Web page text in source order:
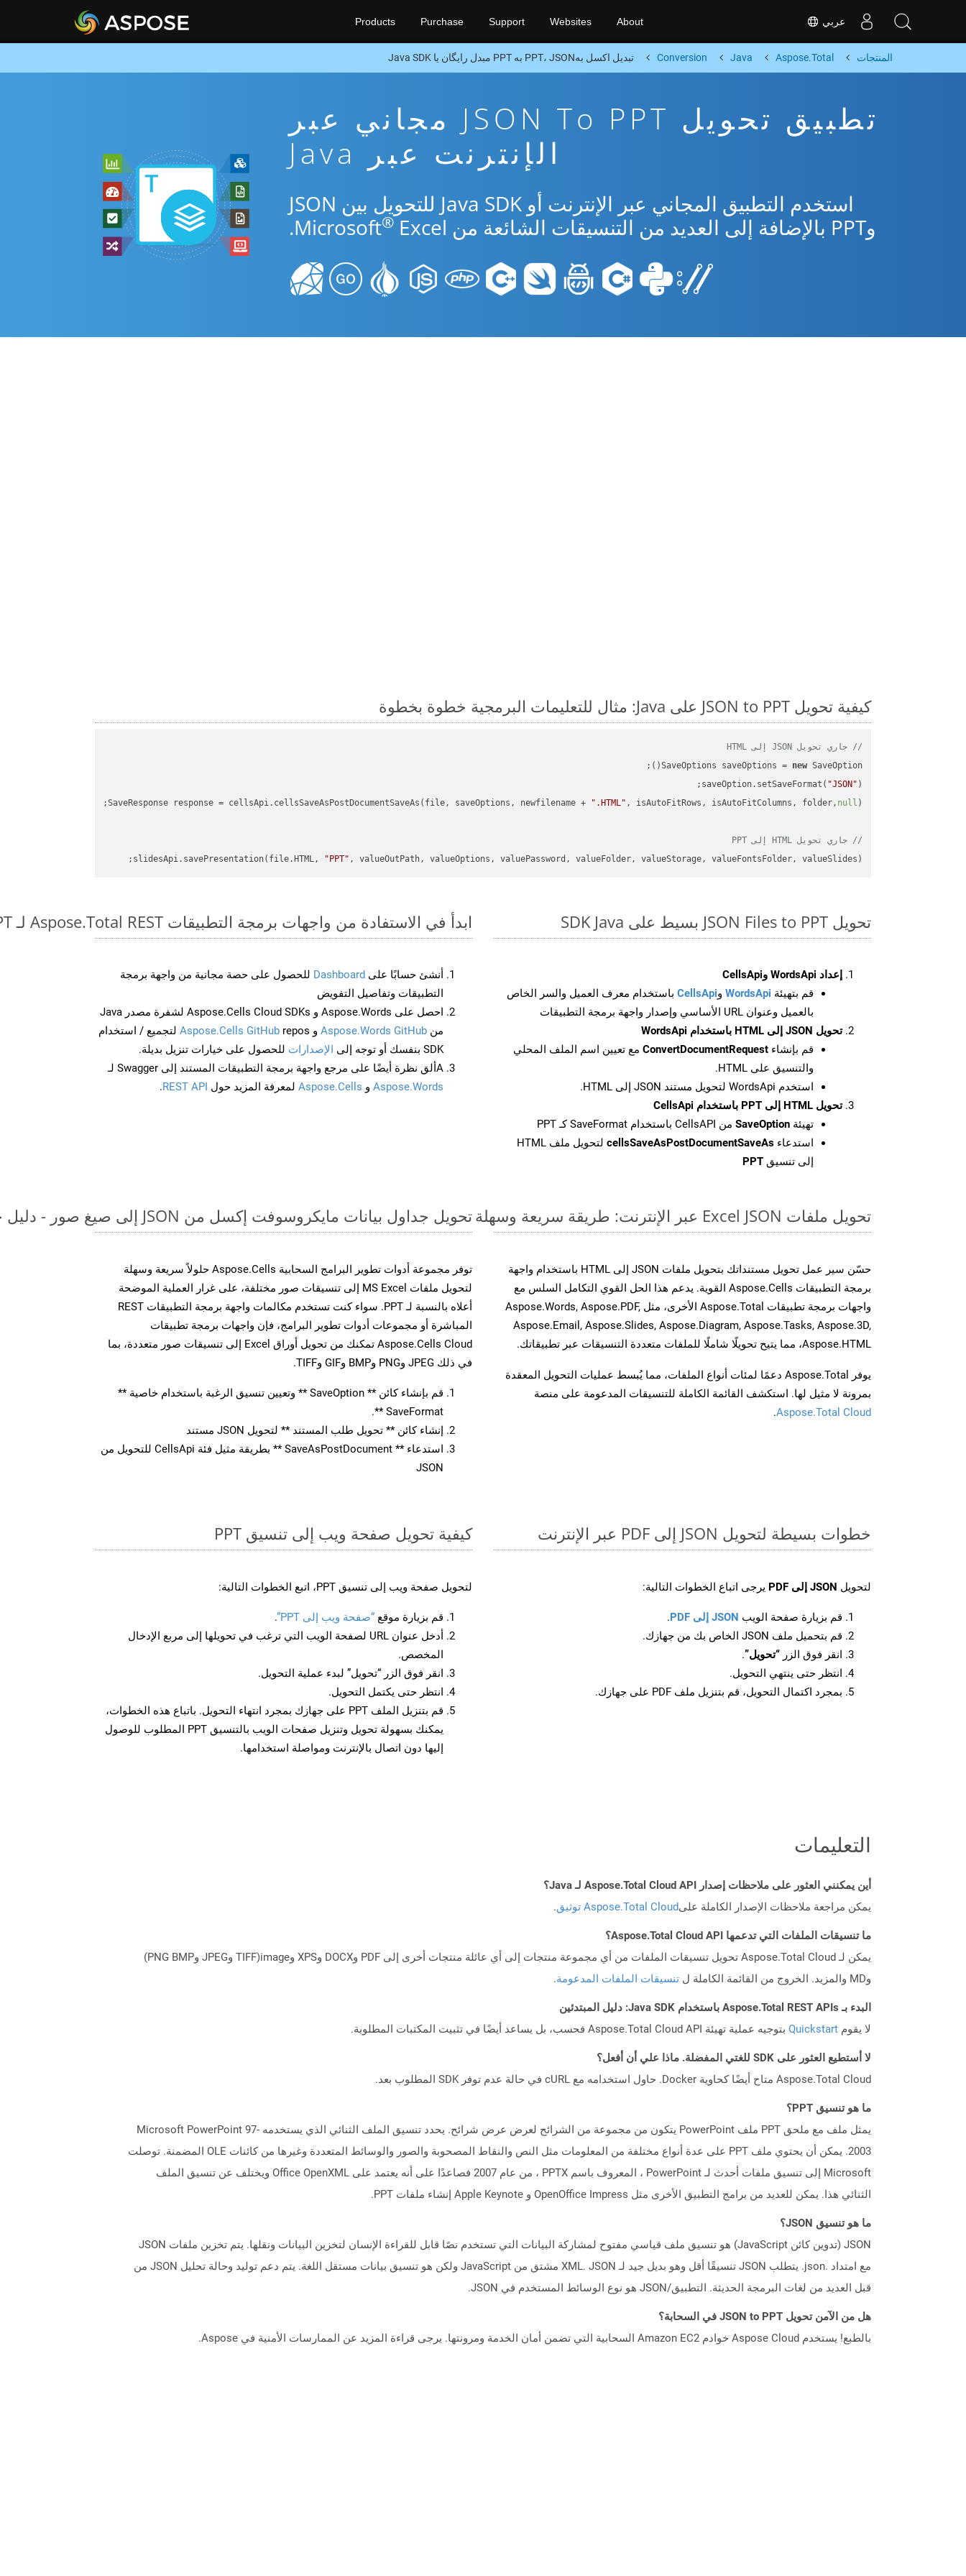
عربي Products Purchase Support Websites About
المنتجات Aspose.Total
Java
Conversion تبدیل اکسل بهPPT، JSON به PPT مبدل رایگان یا Java SDK
تطبيق تحويل JSON To PPT مجاني عبر
الإنترنت عبر Java
استخدم التطبيق المجاني عبر الإنترنت أو Java SDK للتحويل بين JSON
وPPT بالإضافة إلى العديد من التنسيقات الشائعة من Microsoft
® Excel.
كيفية تحويل JSON to PPT على Java: مثال للتعليمات البرمجية خطوة بخطوة
// جاري تحويل JSON إلى HTML
SaveOptions saveOptions = new
saveOption.setSaveFormat( "JSON"
SaveResponse response = cellsApi.cellsSaveAsPostDocumentSaveAs(file, saveOptions, newfilename +
".HTML" , isAutoFitRows, isAutoFitColumns, folder, null
// جاري تحويل HTML إلى PPT
slidesApi.savePresentation(file.HTML,
"PPT" , valueOutPath, valueOptions, valuePassword, valueFolder, valueStorage, valueFontsFolder, valueSlides);
تحويل JSON Files to PPT بسيط على SDK Java
إعداد WordsApi وCellsApi
قم بتهيئة WordsApi وCellsApi باستخدام معرف العميل والسر الخاص
بالعميل وعنوان URL الأساسي وإصدار واجهة برمجة التطبيقات
تحويل JSON إلى HTML باستخدام WordsApi
قم بإنشاء ConvertDocumentRequest مع تعيين اسم الملف المحلي
والتنسيق على HTML.
استخدم WordsApi لتحويل مستند JSON إلى HTML.
تحويل HTML إلى PPT باستخدام CellsApi
تهيئة SaveOption من CellsAPI باستخدام SaveFormat كـ PPT
استدعاء cellsSaveAsPostDocumentSaveAs
لتحويل ملف HTML
إلى تنسيق PPT
ابدأ في الاستفادة من واجهات برمجة التطبيقات Aspose.Total REST لـ JSON to PPT
أنشئ حسابًا على Dashboard للحصول على حصة مجانية من واجهة برمجة
التطبيقات وتفاصيل التفويض
احصل على Aspose.Words و Aspose.Cells Cloud SDKs لشفرة مصدر Java
من Aspose.Words GitHub و Aspose.Cells GitHub repos لتجميع / استخدام
SDK بنفسك أو توجه إلى
الإصدارات للحصول على خيارات تنزيل بديلة.
Aألق نظرة أيضًا على مرجع واجهة برمجة التطبيقات المستند إلى Swagger لـ
Aspose.Words و Aspose.Cells لمعرفة المزيد حول REST API
.
تحويل ملفات Excel JSON عبر الإنترنت: طريقة سريعة وسهلة
حسّن سير عمل تحويل مستنداتك بتحويل ملفات JSON إلى HTML باستخدام واجهة
برمجة التطبيقات Aspose.Cells القوية. يدعم هذا الحل القوي التكامل السلس مع
واجهات برمجة تطبيقات Aspose.Total الأخرى، مثل Aspose.Words, Aspose.PDF,
Aspose.Email, Aspose.Slides, Aspose.Diagram, Aspose.Tasks, Aspose.3D,
Aspose.HTML، مما يتيح تحويلًا شاملًا للملفات متعددة التنسيقات عبر تطبيقاتك.
يوفر Aspose.Total دعمًا لمئات أنواع الملفات، مما يُبسط عمليات التحويل المعقدة
بمرونة لا مثيل لها. استكشف القائمة الكاملة للتنسيقات المدعومة على منصة
Aspose.Total Cloud
.
تحويل جداول بيانات مايكروسوفت إكسل من JSON إلى صيغ صور - دليل خطوة بخطوة
توفر مجموعة أدوات تطوير البرامج السحابية Aspose.Cells حلولاً سريعة وسهلة
لتحويل ملفات MS Excel إلى تنسيقات صور مختلفة، على غرار العملية الموضحة
أعلاه بالنسبة لـ PPT. سواء كنت تستخدم مكالمات واجهة برمجة التطبيقات REST
المباشرة أو مجموعات أدوات تطوير البرامج، فإن واجهات برمجة تطبيقات
Aspose.Cells Cloud تمكنك من تحويل أوراق Excel إلى تنسيقات صور متعددة، بما
في ذلك JPEG وPNG وBMP وGIF وTIFF.
قم بإنشاء كائن ** SaveOption ** وتعيين تنسيق الرغبة باستخدام خاصية **
SaveFormat **.
إنشاء كائن ** تحويل طلب المستند ** لتحويل JSON مستند
استدعاء ** SaveAsPostDocument ** بطريقة مثيل فئة CellsApi للتحويل من
JSON
خطوات بسيطة لتحويل JSON إلى PDF عبر الإنترنت
لتحويل JSON إلى PDF يرجى اتباع الخطوات التالية:
قم بزيارة صفحة الويب JSON إلى PDF
.
قم بتحميل ملف JSON الخاص بك من جهازك.
انقر فوق الزر “تحويل”.
انتظر حتى ينتهي التحويل.
بمجرد اكتمال التحويل، قم بتنزيل ملف PDF على جهازك.
كيفية تحويل صفحة ويب إلى تنسيق PPT
لتحويل صفحة ويب إلى تنسيق PPT، اتبع الخطوات التالية:
قم بزيارة موقع “صفحة ويب إلى PPT”
.
أدخل عنوان URL لصفحة الويب التي ترغب في تحويلها إلى مربع الإدخال
المخصص.
انقر فوق الزر “تحويل” لبدء عملية التحويل.
انتظر حتى يكتمل التحويل.
قم بتنزيل الملف PPT على جهازك بمجرد انتهاء التحويل. باتباع هذه الخطوات،
يمكنك بسهولة تحويل وتنزيل صفحات الويب بالتنسيق PPT المطلوب للوصول
إليها دون اتصال بالإنترنت ومواصلة استخدامها.
التعليمات
أين يمكنني العثور على ملاحظات إصدار Aspose.Total Cloud API لـ Java؟
يمكن مراجعة ملاحظات الإصدار الكاملة علىAspose.Total Cloud توثيق .
ما تنسيقات الملفات التي تدعمها Aspose.Total Cloud API؟
يمكن لـ Aspose.Total Cloud تحويل تنسيقات الملفات من أي مجموعة منتجات إلى أي عائلة منتجات أخرى إلى PDF وDOCX وXPS وimage(TIFF وJPEG وPNG BMP)
وMD والمزيد. الخروج من القائمة الكاملة ل
تنسيقات الملفات المدعومة.
البدء بـ Aspose.Total REST APIs باستخدام Java SDK: دليل المبتدئين
لا يقوم Quickstart بتوجيه عملية تهيئة Aspose.Total Cloud API فحسب، بل يساعد أيضًا في تثبيت المكتبات المطلوبة.
لا أستطيع العثور على SDK للغتي المفضلة. ماذا علي أن أفعل؟
Aspose.Total Cloud متاح أيضًا كحاوية Docker. حاول استخدامه مع cURL في حالة عدم توفر SDK المطلوب بعد.
ما هو تنسيق PPT؟
يمثل ملف مع ملحق PPT ملف PowerPoint يتكون من مجموعة من الشرائح لعرض عرض شرائح. يحدد تنسيق الملف الثنائي الذي يستخدمه Microsoft PowerPoint 97-
2003. يمكن أن يحتوي ملف PPT على عدة أنواع مختلفة من المعلومات مثل النص والنقاط المصحوبة والصور والوسائط المتعددة وغيرها من كائنات OLE المضمنة. توصلت
Microsoft إلى تنسيق ملفات أحدث لـ PowerPoint ، المعروف باسم PPTX ، من عام 2007 فصاعدًا على أنه يعتمد على Office OpenXML ويختلف عن تنسيق الملف
الثنائي هذا. يمكن للعديد من برامج التطبيق الأخرى مثل OpenOffice Impress و Apple Keynote إنشاء ملفات PPT.
ما هو تنسيق JSON؟
JSON (تدوين كائن JavaScript) هو تنسيق ملف قياسي مفتوح لمشاركة البيانات التي تستخدم نصًا قابل للقراءة الإنسان لتخزين البيانات ونقلها. يتم تخزين ملفات JSON
مع امتداد .json. يتطلب JSON تنسيقًا أقل وهو بديل جيد لـ XML. JSON مشتق من JavaScript ولكن هو تنسيق بيانات مستقل اللغة. يتم دعم توليد وحالة تحليل JSON من
قبل العديد من لغات البرمجة الحديثة. التطبيق/JSON هو نوع الوسائط المستخدم في JSON.
هل من الآمن تحويل JSON to PPT في السحابة؟
بالطبع! يستخدم Aspose Cloud خوادم Amazon EC2 السحابية التي تضمن أمان الخدمة ومرونتها. يرجى قراءة المزيد عن الممارسات الأمنية في Aspose.